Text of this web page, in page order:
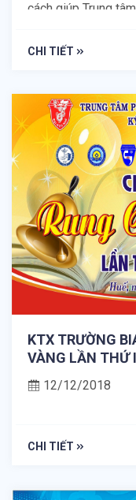
cách giúp Trung
CHI TIẾT
KTX TRƯỜNG
VÀNG LẦN THỨ
12/12/2018
CHI TIẾT